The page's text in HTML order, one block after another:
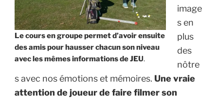
Le cours en groupe permet d’avoir ensuite
des amis pour hausser chacun son niveau
avec les mêmes informations de JEU.
image
s en
plus
des
nôtre
s avec nos émotions et mémoires. Une vraie
attention de joueur de faire filmer son